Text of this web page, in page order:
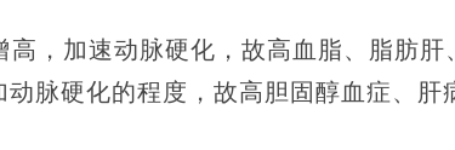
，加速动脉硬化，故高血脂、脂肪
脉硬化的程度，故高胆固醇血症、肝